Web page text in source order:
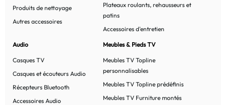
Produits de nettoyage
Autres accessoires
Plateaux roulants, rehausseurs et
patins
Accessoires d'entretien
Audio
Casques TV
Casques et écouteurs Audio
Récepteurs Bluetooth
Accessoires Audio
Meubles & Pieds TV
Meubles TV Topline
personnalisables
Meubles TV Topline prédéfinis
Meubles TV Furniture montés